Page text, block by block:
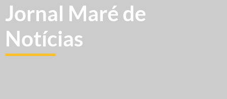
Jornal Maré de
Notícias